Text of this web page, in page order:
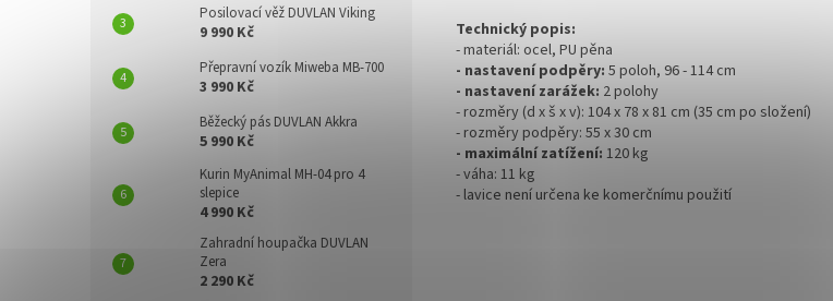
Posilovací věž DUVLAN Viking
9 990 Kč
Přepravní vozík Miweba MB-700
3 990 Kč
Běžecký pás DUVLAN Akkra
5 990 Kč
Kurin MyAnimal MH-04 pro 4
slepice
4 990 Kč
Zahradní houpačka DUVLAN
Zera
2 290 Kč
Technický popis:
- materiál: ocel, PU pěna
- nastavení podpěry: 5 poloh, 96 - 114 cm
- nastavení zarážek: 2 polohy
- rozměry (d x š x v): 104 x 78 x 81 cm (35 cm po složení)
- rozměry podpěry: 55 x 30 cm
- maximální zatížení: 120 kg
- váha: 11 kg
- lavice není určena ke komerčnímu použití